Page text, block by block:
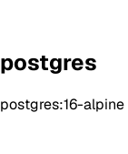
postgres
postgres:16-alpine